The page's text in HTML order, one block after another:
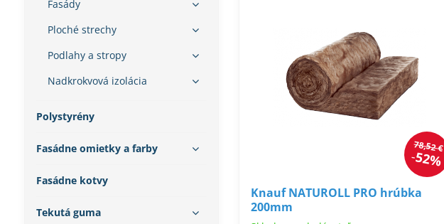
78,52 €
52%
Knauf NATUROLL PRO hrúbka
200mm
Fasády
Ploché strechy
Podlahy a stropy
Nadkrokvová izolácia
Polystyrény
Fasádne omietky a farby
Fasádne kotvy
Tekutá guma